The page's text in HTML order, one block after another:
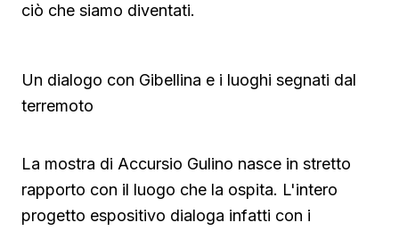
ciò che siamo diventati.
Un dialogo con Gibellina e i luoghi segnati dal
terremoto
La mostra di Accursio Gulino nasce in stretto
rapporto con il luogo che la ospita. L'intero
progetto espositivo dialoga infatti con i